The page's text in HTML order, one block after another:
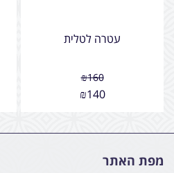
עטרה לטלית
₪160
₪140
מפת האתר